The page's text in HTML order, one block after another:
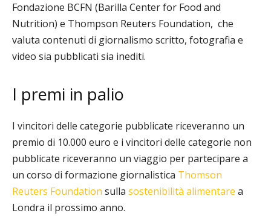
Fondazione BCFN (Barilla Center for Food and
Nutrition) e Thompson Reuters Foundation, che
valuta contenuti di giornalismo scritto, fotografia e
video sia pubblicati sia inediti.
I premi in palio
I vincitori delle categorie pubblicate riceveranno un
premio di 10.000 euro e i vincitori delle categorie non
pubblicate riceveranno un viaggio per partecipare a
un corso di formazione giornalistica Thomson
Reuters Foundation sulla sostenibilità alimentare a
Londra il prossimo anno.